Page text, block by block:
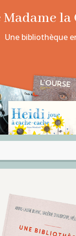
la
Une bibliothèque